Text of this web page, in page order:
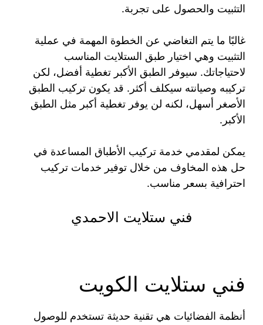
التثبيت والحصول على تجربة.
غالبًا ما يتم التغاضي عن الخطوة المهمة في عملية
التثبيت وهي اختيار طبق الستلايت المناسب
لاحتياجاتك. سيوفر الطبق الأكبر تغطية أفضل، لكن
تركيبه وصيانته سيكلف أكثر. قد يكون تركيب الطبق
الأصغر أسهل، لكنه لن يوفر تغطية أكبر مثل الطبق
الأكبر.
يمكن لمقدمي خدمة تركيب الأطباق المساعدة في
حل هذه المخاوف من خلال توفير خدمات تركيب
احترافية بسعر مناسب.
فني ستلايت الاحمدي
فني ستلايت الكويت
أنظمة الفضائيات هي تقنية حديثة تستخدم للوصول